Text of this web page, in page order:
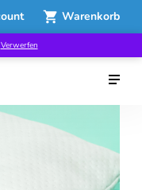
Warenkorb
Verwerfen